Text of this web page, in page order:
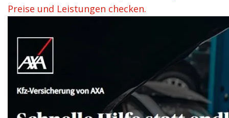
Preise und Leistungen checken.